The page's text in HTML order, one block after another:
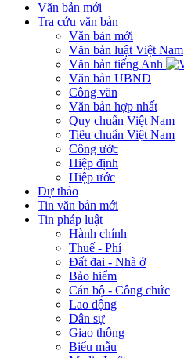
Văn bản mới
Tra cứu văn bản
Văn bản mới
Văn bản luật Việt Nam
Văn bản tiếng Anh
Văn bản UBND
Công văn
Văn bản hợp nhất
Quy chuẩn Việt Nam
Tiêu chuẩn Việt Nam
Công ước
Hiệp định
Hiệp ước
Dự thảo
Tin văn bản mới
Tin pháp luật
Hành chính
Thuế - Phí
Đất đai - Nhà ở
Bảo hiểm
Cán bộ - Công chức
Lao động
Dân sự
Giao thông
Biểu mẫu